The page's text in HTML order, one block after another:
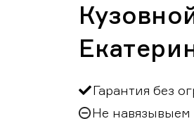
Гарантия без
Не